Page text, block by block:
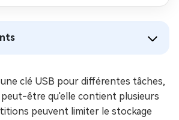
clé USB pour différentes tâches,
peut-être qu'elle contient plusieurs
peuvent limiter le stockage